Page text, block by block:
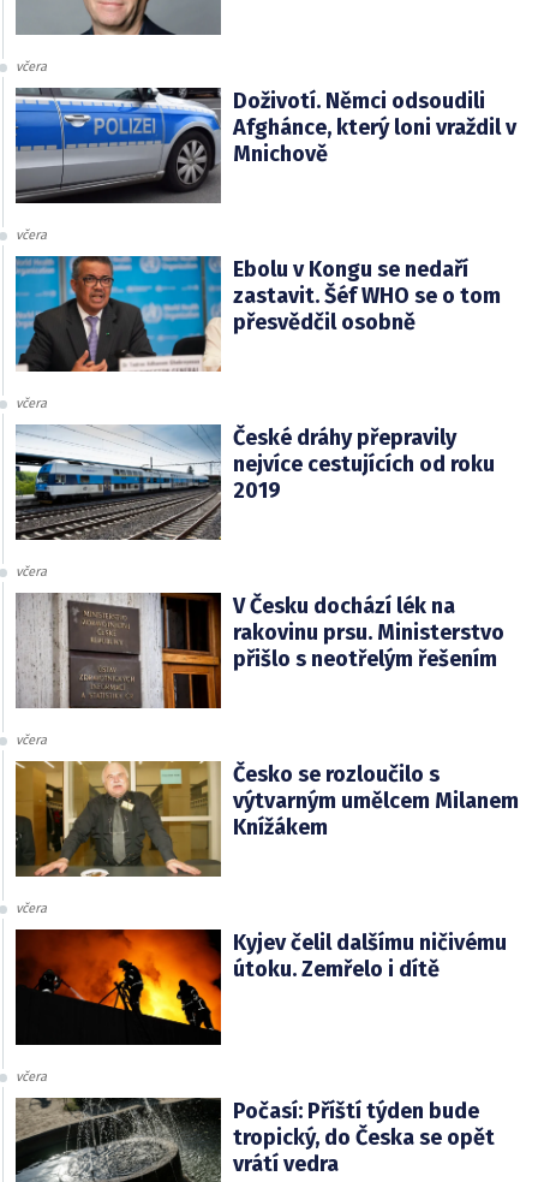
včera
Doživotí. Němci odsoudili
Afghánce, který loni vraždil v
Mnichově
včera
Ebolu v Kongu se nedaří
zastavit. Šéf WHO se o tom
přesvědčil osobně
včera
České dráhy přepravily
nejvíce cestujících od roku
2019
včera
V Česku dochází lék na
rakovinu prsu. Ministerstvo
přišlo s neotřelým řešením
včera
Česko se rozloučilo s
výtvarným umělcem Milanem
Knížákem
včera
Kyjev čelil dalšímu ničivému
útoku. Zemřelo i dítě
včera
Počasí: Příští týden bude
tropický, do Česka se opět
vrátí vedra